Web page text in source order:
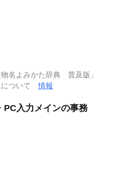
名よみかた辞典 普及版」
について情報
PC入力メインの事務